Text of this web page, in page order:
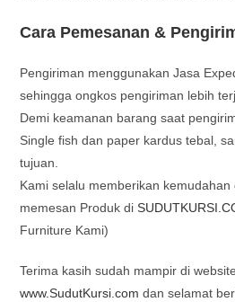
Cara Pemesanan &
Pengiriman menggunakan Jasa
sehingga ongkos pengiriman lebih
Demi keamanan barang saat
Single fish dan paper kardus tebal,
tujuan.
Kami selalu memberikan
memesan Produk di
Furniture Kami)
Terima kasih sudah mampir di
www.SudutKursi.com dan selamat